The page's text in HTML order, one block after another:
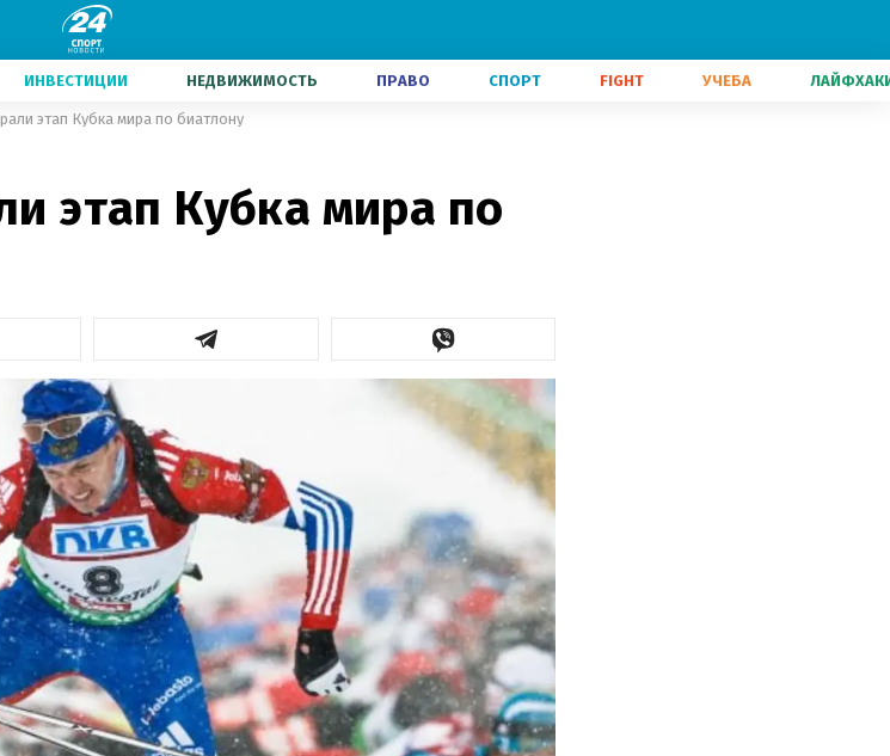
ИНВЕСТИЦИИ НЕДВИЖИМОСТЬ ПРАВО СПОРТ FIGHT УЧЕБА
этап Кубка мира по биатлону
этап Кубка мира по